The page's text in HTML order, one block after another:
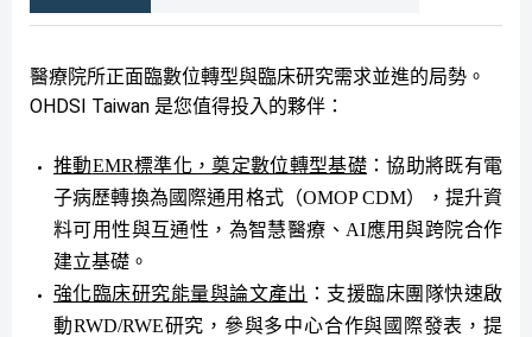
醫療院所正面臨數位轉型與臨床研究需求並進的局勢。
OHDSI Taiwan 是您值得投入的夥伴：
推動EMR標準化，奠定數位轉型基礎 ：協助將既有電
子病歷轉換為國際通用格式（OMOP CDM），提升資
料可用性與互通性，為智慧醫療、 AI應用與跨院合作
建立基礎。
強化臨床研究能量與論文產出 ：支援臨床團隊快速啟
動RWD/RWE研究，參與多中心合作與國際發表，提